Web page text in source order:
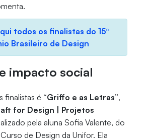
todos os finalistas do 15º
Brasileiro de Design
impacto social
finalistas é “Griffo e as Letras”,
for Design | Projetos
pela aluna Sofia Valente, do
de Design da Unifor. Ela